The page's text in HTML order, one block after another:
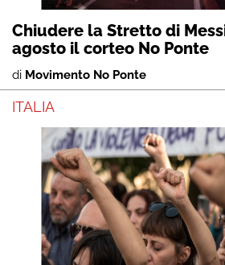
Chiudere la Stretto di
agosto il corteo No Ponte
di Movimento No Ponte
ITALIA